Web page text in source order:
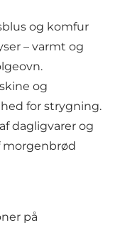
og komfur
– varmt og
og
for strygning.
dagligvarer og
morgenbrød
på